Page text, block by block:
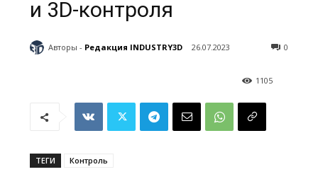
и 3D-контроля
Авторы - Редакция INDUSTRY3D 26.07.2023 0
1105
ТЕГИ Контроль